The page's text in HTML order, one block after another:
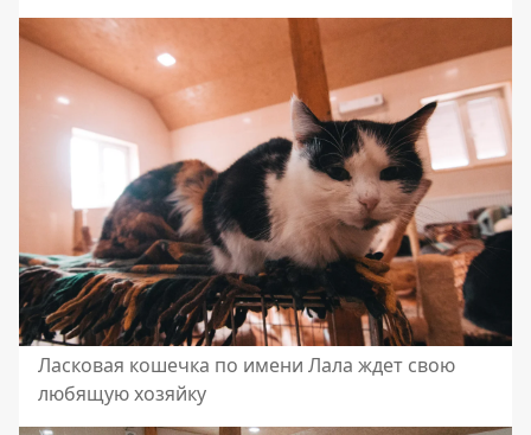
Ласковая кошечка по имени Лала ждет свою
любящую хозяйку